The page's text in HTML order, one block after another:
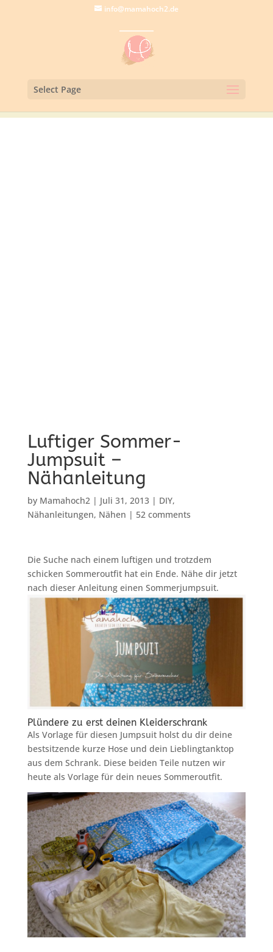
info@mamahoch2.de
Select Page
Luftiger Sommer-
Jumpsuit –
Nähanleitung
by Mamahoch2| Juli 31, 2013| DIY,
Nähanleitungen, Nähen | 52 comments
Die Suche nach einem luftigen und trotzdem
schicken Sommeroutfit hat ein Ende. Nähe dir jetzt
nach dieser Anleitung einen Sommerjumpsuit.
Plündere zu erst deinen Kleiderschrank
Als Vorlage für diesen Jumpsuit holst du dir deine
bestsitzende kurze Hose und dein Lieblingtanktop
aus dem Schrank. Diese beiden Teile nutzen wir
heute als Vorlage für dein neues Sommeroutfit.